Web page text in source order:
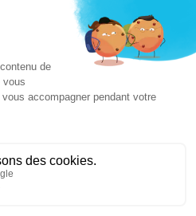
Demander un devis
Trouver son constructeur
CGU